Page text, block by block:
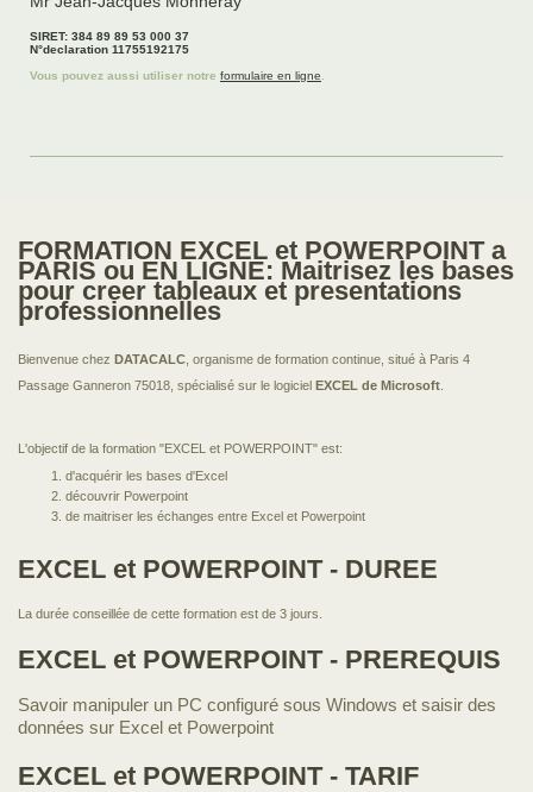
SIRET: 384 89 89 53 000 37
N°declaration 11755192175
Vous pouvez aussi utiliser notre formulaire en ligne
FORMATION EXCEL et POWERPOINT a
PARIS ou EN LIGNE: Maitrisez les bases
pour creer tableaux et presentations
professionnelles
Bienvenue chez DATACALC , organisme de formation continue, situé à Paris 4
Passage Ganneron 75018, spécialisé sur le logiciel EXCEL de Microsoft
L'objectif de la formation "EXCEL et POWERPOINT" est:
d'acquérir les bases d'Excel
découvrir Powerpoint
de maitriser les échanges entre Excel et Powerpoint
EXCEL et POWERPOINT - DUREE
La durée conseillée de cette formation est de 3 jours.
EXCEL et POWERPOINT - PREREQUIS
Savoir manipuler un PC configuré sous Windows et saisir des
données sur Excel et Powerpoint
EXCEL et POWERPOINT - TARIF